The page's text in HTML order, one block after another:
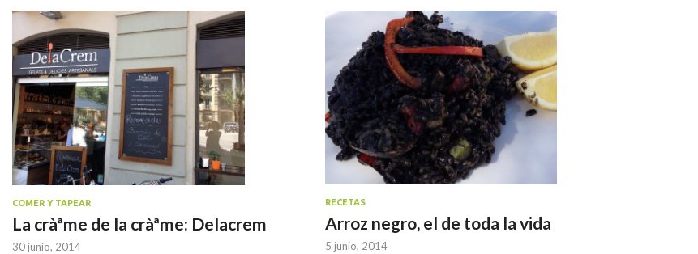
COMER Y TAPEAR
La cràªme de la cràªme: Delacrem
30 junio, 2014
RECETAS
Arroz negro, el de toda la vida
5 junio, 2014